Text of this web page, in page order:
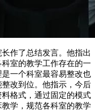
作了总结发言。他指出
室的教学工作存在的一
一个科室最容易整改也
改到位。他指示，今后
格式，通过固定的模式
学，规范各科室的教学